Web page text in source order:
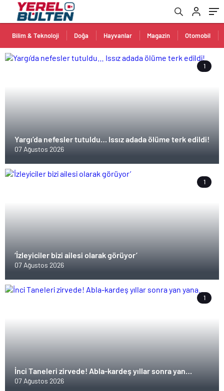
Bilim & Teknoloji Doğa Hayvanlar Magazin Otomobil
1
Yargı’da nefesler tutuldu… Issız adada ölüme terk edildi!
07 Ağustos 2026
1
‘İzleyiciler bizi ailesi olarak görüyor’
07 Ağustos 2026
1
İnci Taneleri zirvede! Abla-kardeş yıllar sonra yan
yana…
07 Ağustos 2026